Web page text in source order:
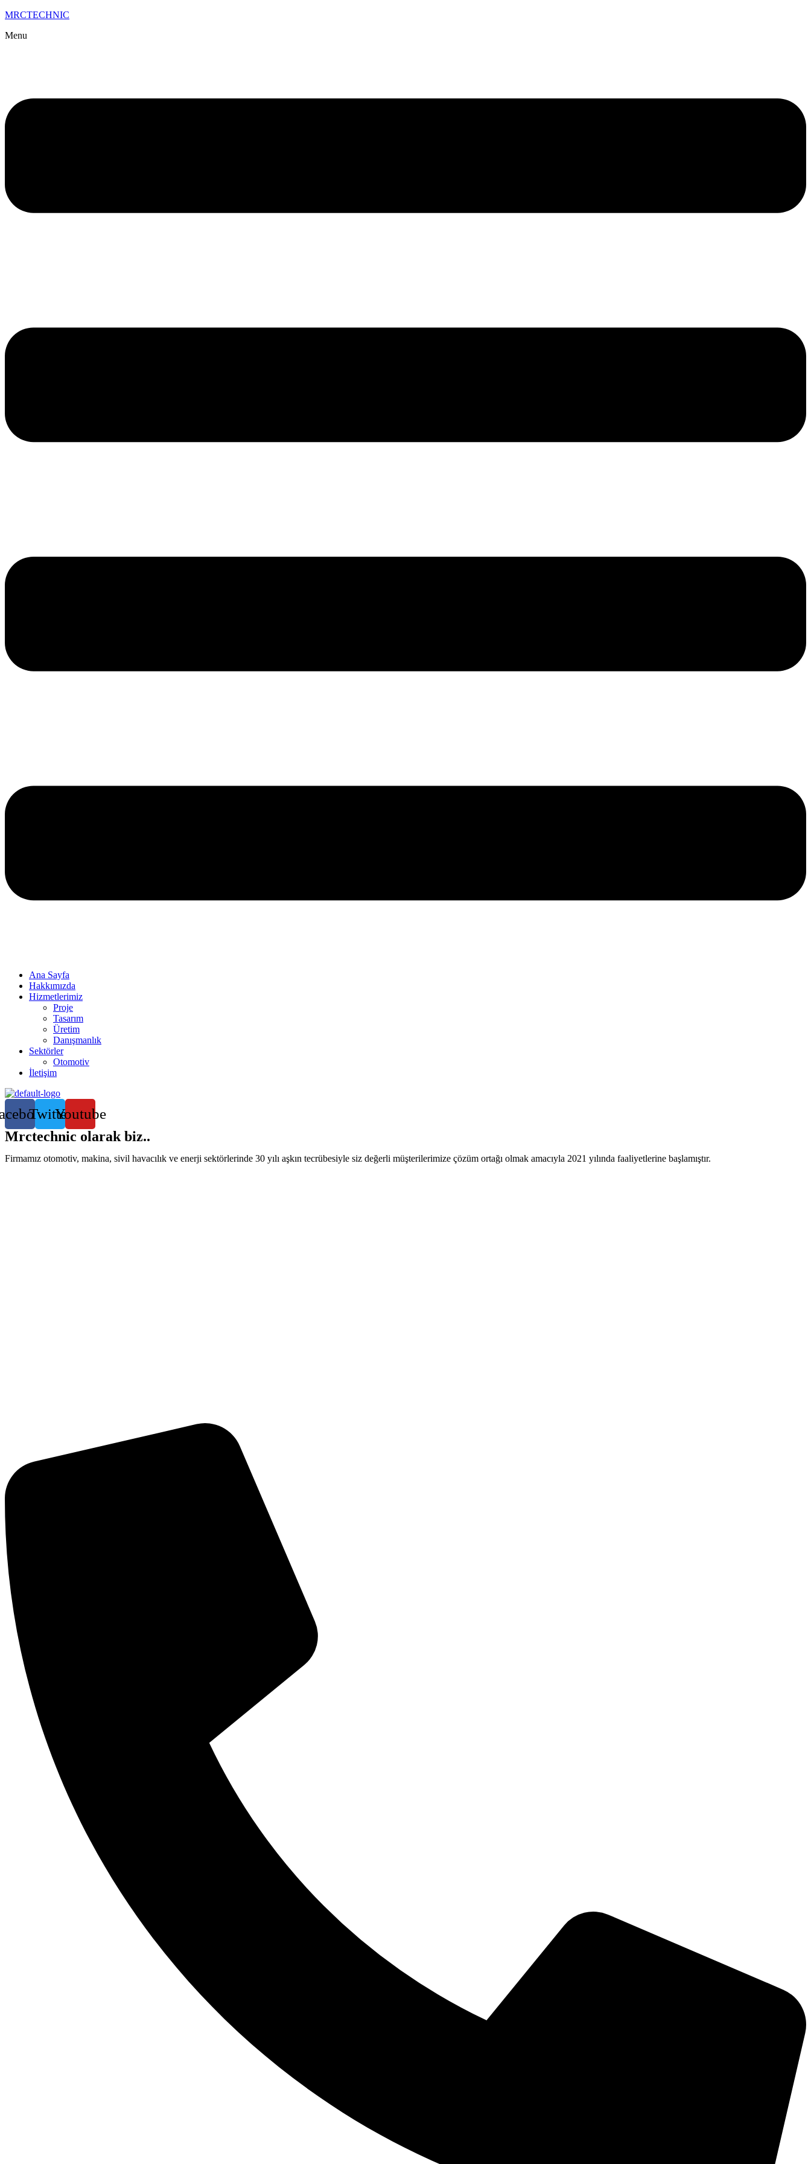
MRCTECHNIC
Menu
Ana Sayfa
Hakkımızda
Hizmetlerimiz
Proje
Tasarım
Üretim
Danışmanlık
Sektörler
Otomotiv
İletişim
TwitterYoutube
Mrctechnic olarak biz..
Firmamız otomotiv, makina, sivil havacılık ve enerji sektörlerinde 30 yılı aşkın tecrübesiyle siz değerli müşterilerimize çözüm ortağı olmak amacıyla 2021 yılında faaliyetlerine başlamıştır.